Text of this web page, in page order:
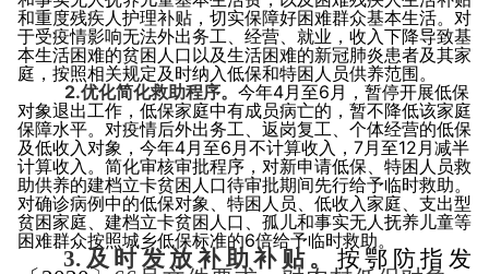
和重度残疾人护理补贴，切实保障好困难群众基本生活。对
于受疫情影响无法外出务工、经营、就业，收入下降导致基
本生活困难的贫困人口以及生活困难的新冠肺炎患者及其家
庭，按照相关规定及时纳入低保和特困人员供养范围。
2.优化简化救助程序。今年4月至6 月，暂停开展低保
对象退出工作，低保家庭中有成员病亡的，暂不降低该家庭
保障水平。对疫情后外出务工、返岗复工、个体经营的低保
及低收入对象，今年4月至6 月不计算收入， 7月至12 月减半
计算收入。简化审核审批程序，对新申请低保、特困人员救
助供养的建档立卡贫困人口待审批期间先行给予临时救助。
对确诊病例中的低保对象、特困人员、低收入家庭、支出型
贫困家庭、建档立卡贫困人口、孤儿和事实无人抚养儿童等
困难群众按照城乡低保标准的6倍给予临时救助。
3. 及时发放补助补贴。 按鄂防指发